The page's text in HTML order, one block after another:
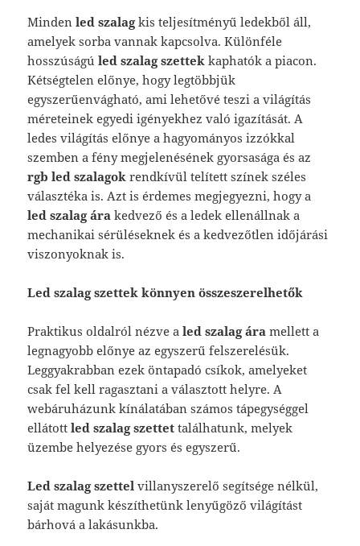
Mindenled szalagkis teljesítményű ledekből áll,
amelyek sorba vannak kapcsolva. Különféle
hosszúságúled szalag szettek kaphatók a piacon.
Kétségtelen előnye, hogy legtöbbjük
egyszerűenvágható, ami lehetővé teszi a világítás
méreteinek egyedi igényekhez való igazítását. A
ledes világítás előnye a hagyományos izzókkal
szemben a fény megjelenésének gyorsasága és az
rgb led szalagok rendkívül telített színek széles
választéka is. Azt is érdemes megjegyezni, hogy a
led szalag ára kedvező és a ledek ellenállnak a
mechanikai sérüléseknek és a kedvezőtlen időjárási
viszonyoknak is.
Led szalag szettek könnyen összeszerelhetők
Praktikus oldalról nézve aled szalag áramellett a
legnagyobb előnye az egyszerű felszerelésük.
Leggyakrabban ezek öntapadó csíkok, amelyeket
csak fel kell ragasztani a választott helyre. A
webáruházunk kínálatában számos tápegységgel
ellátottled szalag szettettalálhatunk, melyek
üzembe helyezése gyors és egyszerű.
Led szalag szettel villanyszerelő segítsége nélkül,
saját magunk készíthetünk lenyűgöző világítást
bárhová a lakásunkba.